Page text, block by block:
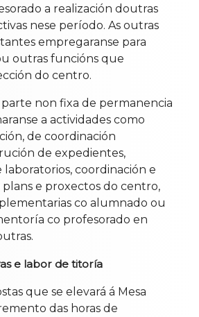
a realización doutras
nese período. As outras
empregaranse para
outras funcións que
do centro.
parte non fixa de permanencia
a actividades como
de coordinación
de expedientes,
coordinación e
e proxectos do centro,
co alumnado ou
co profesorado en
e labor de titoría
que se elevará á Mesa
das horas de